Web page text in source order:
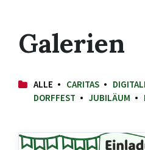
Galerien
ALLE CARITAS
DORFFEST
JUBILÄUM